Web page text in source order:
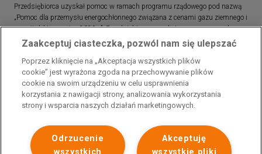
Przedsiębiorca uzyskał pomoc w ramach programu rządowego pod nazwą
„Pomoc dla przemysłu energochłonnego związana z cenami gazu ziemnego i
energii elektrycznej w 2023 r.”. Przedsiębiorca uzyskał pomoc w ramach
programu rządowego pod nazwą: „Pomoc dla sektorów energochłonnych
związana z nagłymi wzrostami cen gazu ziemnego i energii elektrycznej w
2022 r.”
Zaakceptuj ciasteczka, pozwól nam się ulepszać
Poprzez kliknięcie na „Akceptacja wszystkich plików
cookie” jest wyrażona zgoda na przechowywanie plików
cookie na swoim urządzeniu w celu usprawnienia
korzystania z nawigacji strony, analizowania wykorzystania
strony i wsparcia naszych działań marketingowych.
Akceptuję
wszystkie pliki
Odrzucenie
wszystkich